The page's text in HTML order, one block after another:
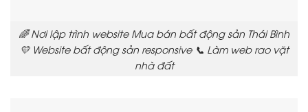
🌈 Nơi lập trình website Mua bán bất động sản Thái Bình
💛 Website bất động sản responsive 📞 Làm web rao vặt
nhà đất